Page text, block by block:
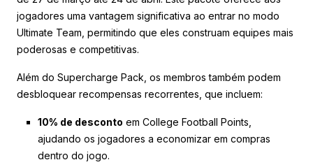
jogadores uma vantagem significativa ao entrar no modo
Ultimate Team, permitindo que eles construam equipes mais
poderosas e competitivas.
Além do Supercharge Pack, os membros também podem
desbloquear recompensas recorrentes, que incluem:
10% de desconto em College Football Points,
ajudando os jogadores a economizar em compras
dentro do jogo.